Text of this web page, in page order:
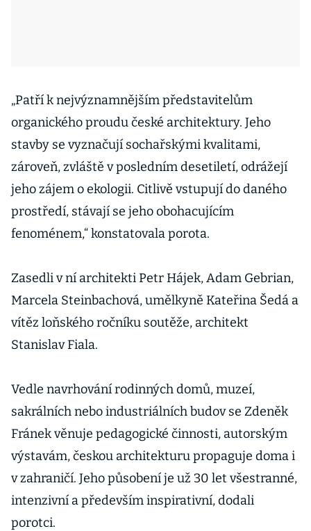
„Patří k nejvýznamnějším představitelům
organického proudu české architektury. Jeho
stavby se vyznačují sochařskými kvalitami,
zároveň, zvláště v posledním desetiletí, odrážejí
jeho zájem o ekologii. Citlivě vstupují do daného
prostředí, stávají se jeho obohacujícím
fenoménem,“ konstatovala porota.
Zasedli v ní architekti Petr Hájek, Adam Gebrian,
Marcela Steinbachová, umělkyně Kateřina Šedá a
vítěz loňského ročníku soutěže, architekt
Stanislav Fiala.
Vedle navrhování rodinných domů, muzeí,
sakrálních nebo industriálních budov se Zdeněk
Fránek věnuje pedagogické činnosti, autorským
výstavám, českou architekturu propaguje doma i
v zahraničí. Jeho působení je už 30 let všestranné,
intenzivní a především inspirativní, dodali
porotci.